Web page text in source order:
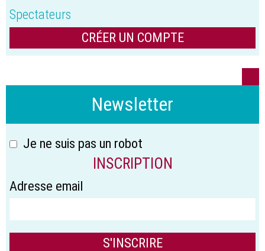
Spectateurs
CRÉER UN COMPTE
Newsletter
Je ne suis pas un robot
INSCRIPTION
Adresse email